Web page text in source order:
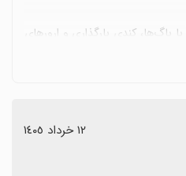
باگ‌ها، کندی بارگذاری و ارورهای
یا راهنمایی مناسب هم گاهی
ندارد و برخی چالش‌ها نیاز به
کاربر از آموزش مؤثر و قدردانی
١٢ خرداد ١٤٠٥